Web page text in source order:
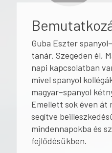
Guba Eszter
tanár. Szegeden él,
napi kapcsolatban
mivel spanyol
magyar–spanyol
Emellett sok éven át
segítve
mindennapokba és
fejlődésükben.